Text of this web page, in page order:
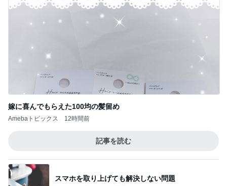
嫁に喜んでもらえた100均の髪留め
Amebaトピックス 12時間前
記事を読む
スマホを取り上げても解決しない問題